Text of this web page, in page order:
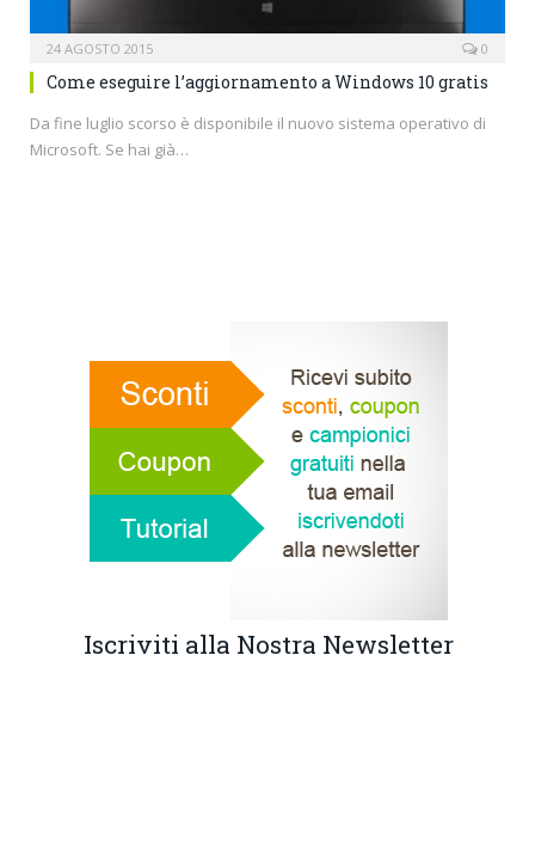
24 AGOSTO 2015 0
Come eseguire l’aggiornamento a Windows 10 gratis
Da fine luglio scorso è disponibile il nuovo sistema operativo di
Microsoft. Se hai già…
Iscriviti alla Nostra Newsletter